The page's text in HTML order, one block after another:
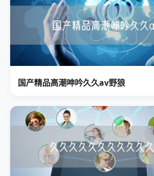
国产精品高潮呻吟久久av野狼